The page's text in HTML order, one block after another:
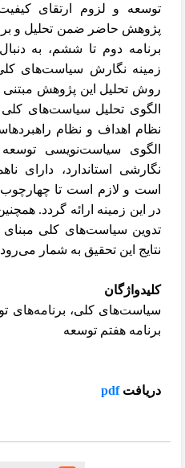
توسعه و لزوم ارتقای
پژوهش حاضر ضمن تحلیل و
برنامه دوم تا ششم، به
زمینه نگارش سیاست‌های
روش تحلیل این پژوهش مبتنی
الگوی تحلیل سیاست‌های
نظام اهداف و نظام
الگوی سیاست‌نویسی
نگارشی استاندارد، دارای
است و لازم است تا
در این زمینه ارائه گردد.
تدوین سیاست‌های کلی مبنای
نتایج این تحقیق به شمار
کلیدواژگان
سیاست‌های کلی، برنامه‌های
برنامه هفتم توسعه
دریافتpdf